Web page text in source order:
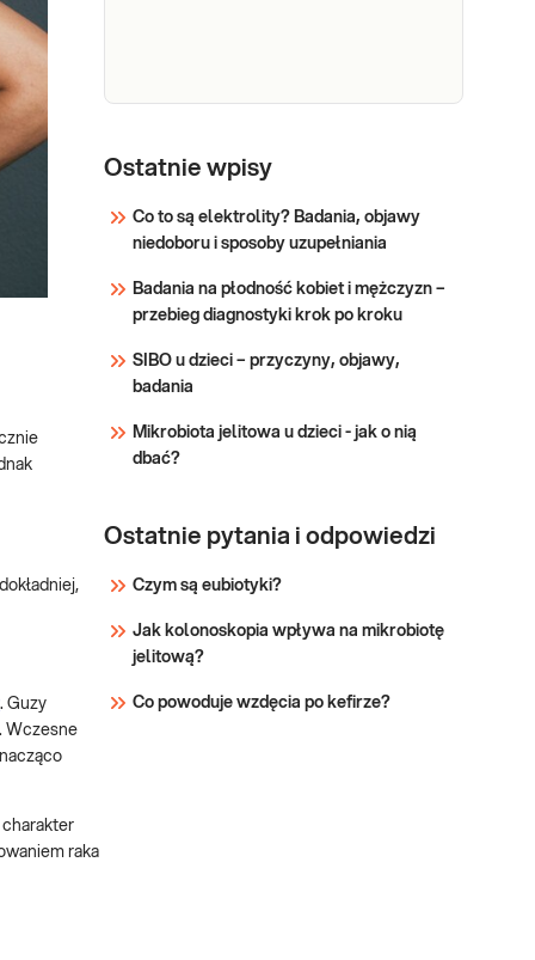
. Guzy
Wczesne
charakter
raka
duży stres, z gorsz
utajonaSzybki test immunochemiczny do
hemoglobiny ludzkiej w próbkach
kału, pozwalający na identyfikację
odcinku przewodu pokarmowego,
bez wskazania przyczyny.
Badanie p
Sprawdź
Ostatnie wpisy
Co to są elektrolity? Badania, objawy
niedoboru i sposoby uzupełniania
Badania na płodność kobiet i mężczyzn –
przebieg diagnostyki krok po kroku
SIBO u dzieci – przyczyny, objawy,
badania
Mikrobiota jelitowa u dzieci - jak o nią
dbać?
Ostatnie pytania i odpowiedzi
Czym są eubiotyki?
Jak kolonoskopia wpływa na mikrobiotę
jelitową?
Co powoduje wzdęcia po kefirze?